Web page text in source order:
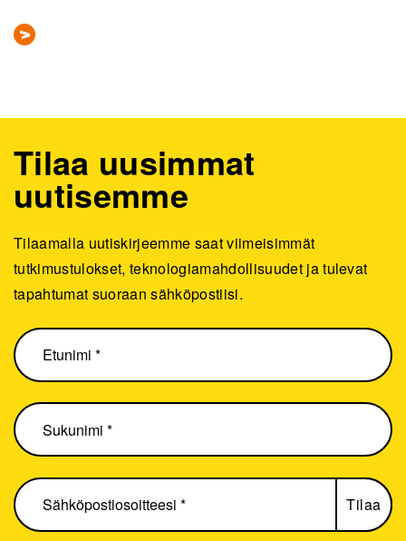
Tilaa uusimmat
uutisemme
Tilaamalla uutiskirjeemme saat viimeisimmät
tutkimustulokset, teknologiamahdollisuudet ja tulevat
tapahtumat suoraan sähköpostiisi.